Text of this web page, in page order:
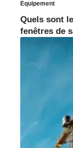
Equipement
Quels sont
fenêtres de